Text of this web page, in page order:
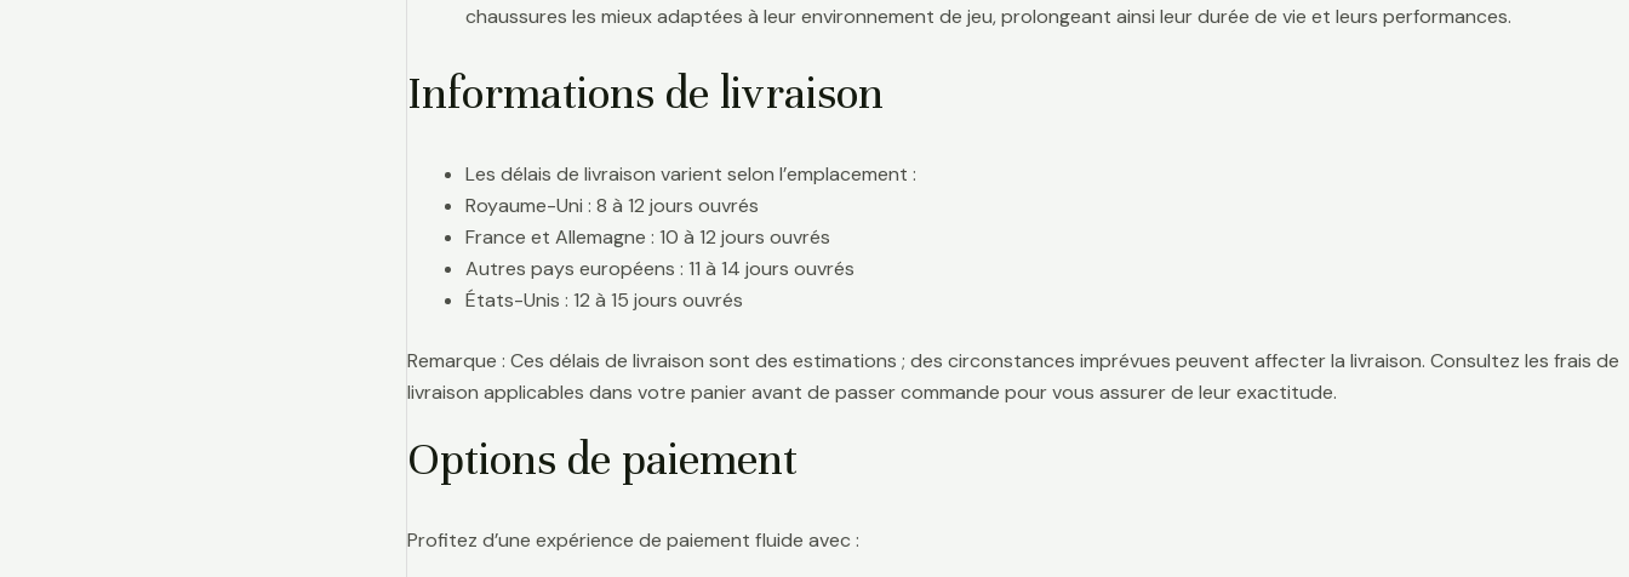
chaussures les mieux adaptées à leur environnement de jeu, prolongeant ainsi leur durée de vie et leurs performances.
Informations de livraison
Les délais de livraison varient selon l’emplacement :
Royaume-Uni : 8 à 12 jours ouvrés
France et Allemagne : 10 à 12 jours ouvrés
Autres pays européens : 11 à 14 jours ouvrés
États-Unis : 12 à 15 jours ouvrés
Remarque : Ces délais de livraison sont des estimations ; des circonstances imprévues peuvent affecter la livraison. Consultez les frais de
livraison applicables dans votre panier avant de passer commande pour vous assurer de leur exactitude.
Options de paiement
Profitez d’une expérience de paiement fluide avec :